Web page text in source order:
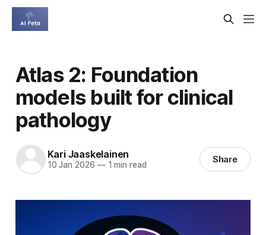
Atlas 2: Foundation
models built for clinical
pathology
Kari Jaaskelainen
10 Jan 2026 —1 min read Share